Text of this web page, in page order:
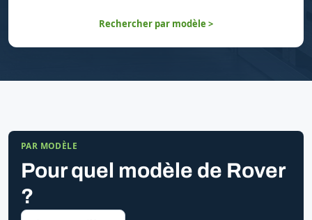
Rechercher par modèle >
PAR MODÈLE
Pour quel modèle de Rover
?